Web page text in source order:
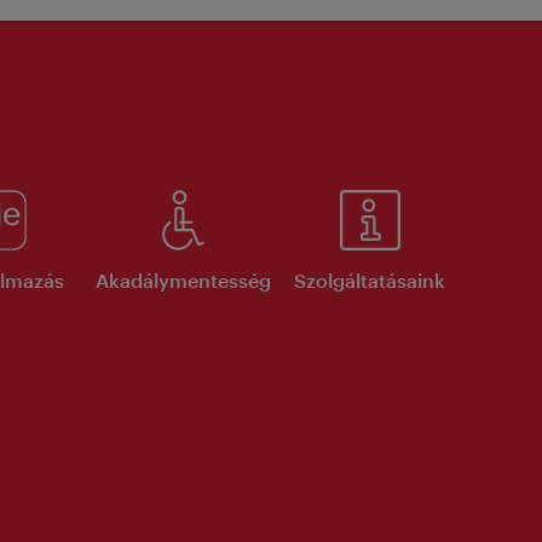
Akadálymentesség Szolgáltatásaink